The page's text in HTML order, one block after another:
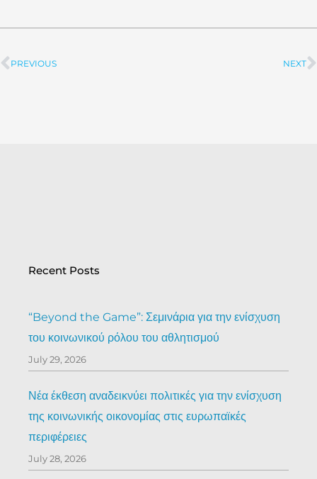
Prev
PREVIOUS NEXT
Recent Posts
“Beyond the Game”: Σεμινάρια για την ενίσχυση
του κοινωνικού ρόλου του αθλητισμού
July 29, 2026
Νέα έκθεση αναδεικνύει πολιτικές για την ενίσχυση
της κοινωνικής οικονομίας στις ευρωπαϊκές
περιφέρειες
July 28, 2026